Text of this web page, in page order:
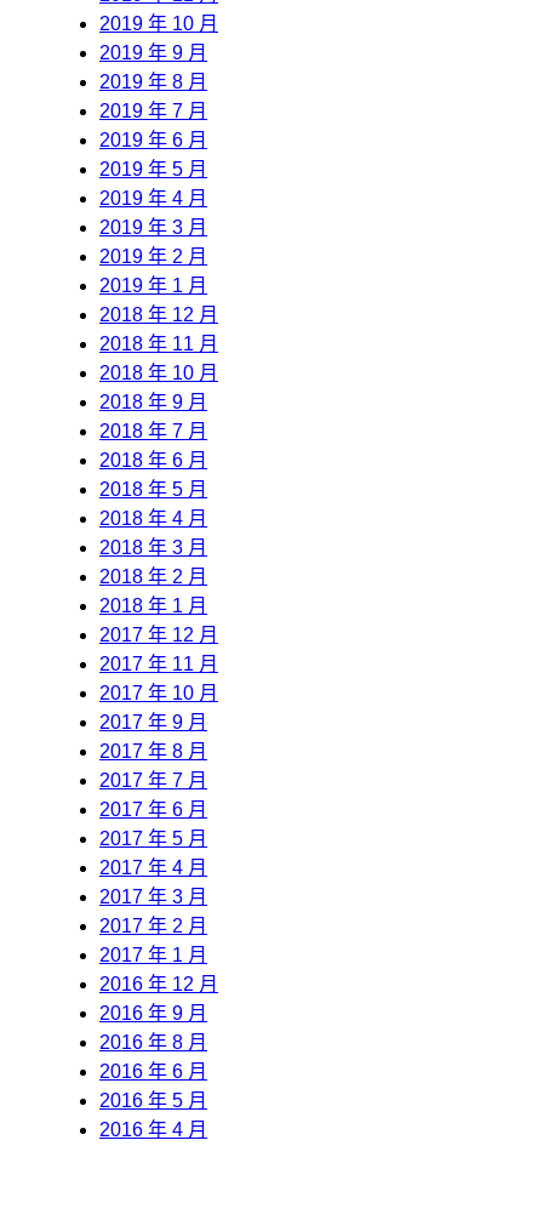
2019 年 10 月
2019 年 9 月
2019 年 8 月
2019 年 7 月
2019 年 6 月
2019 年 5 月
2019 年 4 月
2019 年 3 月
2019 年 2 月
2019 年 1 月
2018 年 12 月
2018 年 11 月
2018 年 10 月
2018 年 9 月
2018 年 7 月
2018 年 6 月
2018 年 5 月
2018 年 4 月
2018 年 3 月
2018 年 2 月
2018 年 1 月
2017 年 12 月
2017 年 11 月
2017 年 10 月
2017 年 9 月
2017 年 8 月
2017 年 7 月
2017 年 6 月
2017 年 5 月
2017 年 4 月
2017 年 3 月
2017 年 2 月
2017 年 1 月
2016 年 12 月
2016 年 9 月
2016 年 8 月
2016 年 6 月
2016 年 5 月
2016 年 4 月